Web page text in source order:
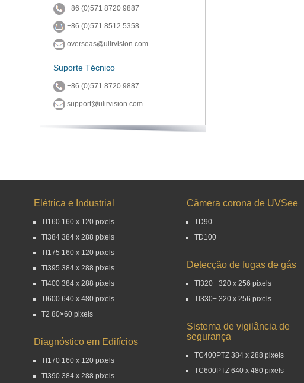
+86 (0)571 8720 9887
+86 (0)571 8512 5358
overseas@ulirvision.com
Suporte Técnico
+86 (0)571 8720 9887
support@ulirvision.com
Elétrica e Industrial
TI160 160 x 120 pixels
TI384 384 x 288 pixels
TI175 160 x 120 pixels
TI395 384 x 288 pixels
TI400 384 x 288 pixels
TI600 640 x 480 pixels
T2 80×60 pixels
Diagnóstico em Edifícios
TI170 160 x 120 pixels
TI390 384 x 288 pixels
Câmera corona de UVSee
TD90
TD100
Detecção de fugas de gás
TI320+ 320 x 256 pixels
TI330+ 320 x 256 pixels
Sistema de vigilância de
segurança
TC400PTZ 384 x 288 pixels
TC600PTZ 640 x 480 pixels